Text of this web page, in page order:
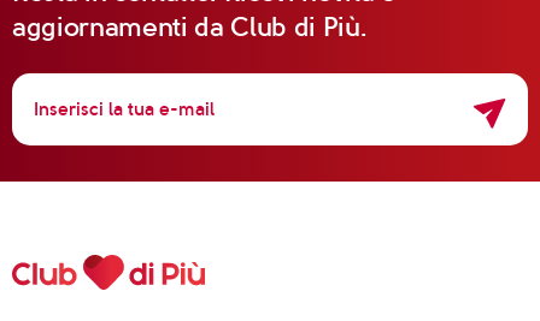
aggiornamenti da Club di Più.